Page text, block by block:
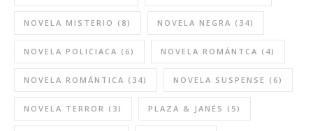
NOVELA MISTERIO (8) NOVELA NEGRA (34)
NOVELA POLICIACA (6) NOVELA ROMÁNTCA (4)
NOVELA ROMÁNTICA (34) NOVELA SUSPENSE (6)
NOVELA TERROR (3) PLAZA & JANÉS (5)